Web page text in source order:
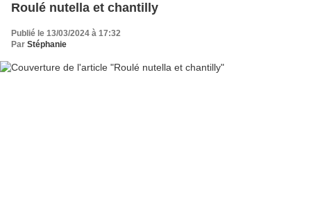
Roulé nutella et chantilly
Publié le 13/03/2024 à 17:32
Par Stéphanie